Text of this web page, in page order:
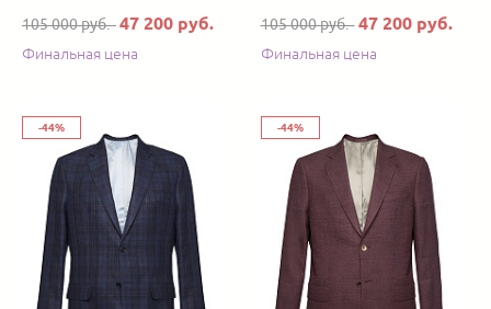
105 000 руб.47 200 руб.
Финальная цена
105 000 руб. 47 200 руб.
Финальная цена
-44% -44%